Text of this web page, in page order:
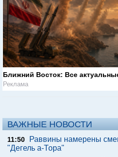
Ближний Восток: Все
Реклама
ВАЖНЫЕ НОВОСТИ
11:50
Раввины намерены
"Дегель а-Тора"